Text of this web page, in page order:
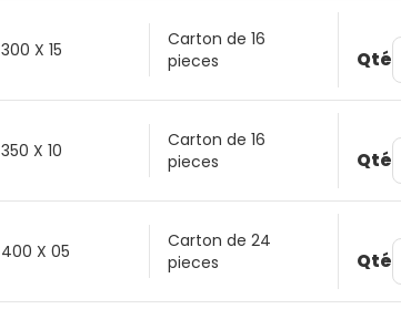
300 X 15
Carton de 16
pieces
Qté
350 X 10
Carton de 16
pieces
Qté
400 X 05
Carton de 24
pieces
Qté